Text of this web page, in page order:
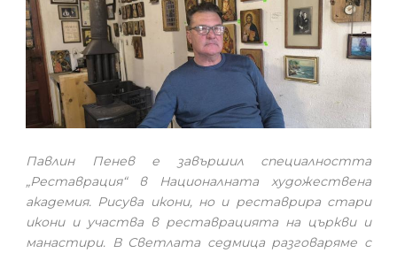
Павлин Пенев е завършил специалността
„Реставрация“ в Националната художествена
академия. Рисува икони, но и реставрира стари
икони и участва в реставрацията на църкви и
манастири. В Светлата седмица разговаряме с